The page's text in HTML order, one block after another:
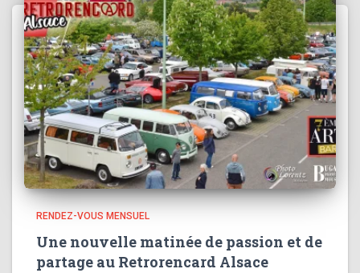
RENDEZ-VOUS MENSUEL
Une nouvelle matinée de passion et de
partage au Retrorencard Alsace